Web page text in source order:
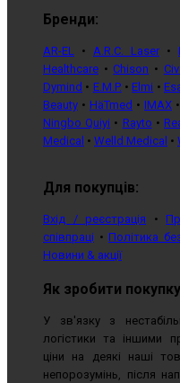
Бренди:
AR-EL • A.R.C. Laser•
Healthcare •Chison •
Dymind • E.M.P.•Elmi •
Beauty • HäTmed • IMAX •
Ningbo Quiyi • Rayto •
Medical • Welld Medical •
Для покупців:
Вхід / реєстрація •
співпраці •Політика
Новини & акції
Як зробити
У зв'язку з
логістики та іншими
ціни на деякі наші
непорозумінь, після